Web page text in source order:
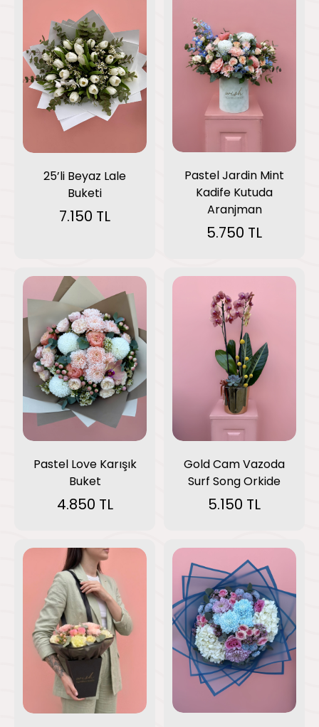
25’li Beyaz Lale
Buketi
7.150 TL
Pastel Jardin Mint
Kadife Kutuda
Aranjman
5.750 TL
Pastel Love Karışık
Buket
4.850 TL
Gold Cam Vazoda
Surf Song Orkide
5.150 TL